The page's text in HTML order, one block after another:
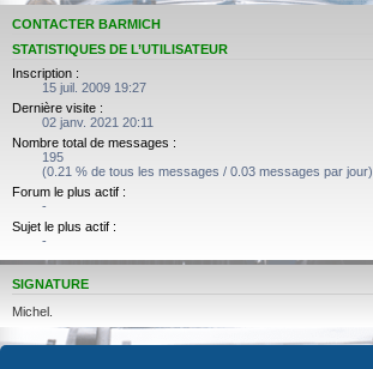
CONTACTER BARMICH
STATISTIQUES DE L’UTILISATEUR
Inscription :
15 juil. 2009 19:27
Dernière visite :
02 janv. 2021 20:11
Nombre total de messages :
195
(0.21 % de tous les messages / 0.03 messages par jour)
Forum le plus actif :
-
Sujet le plus actif :
-
SIGNATURE
Michel.